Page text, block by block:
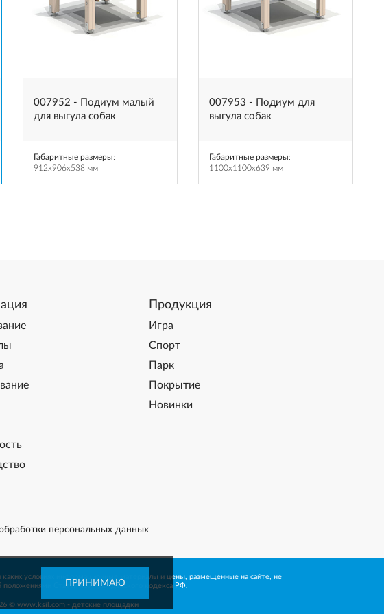
007952 - Подиум малый
для выгула собак
Габаритные размеры:
912x906x538 мм
007953 - Подиум для
выгула собак
Габаритные размеры:
1100x1100x639 мм
Продукция
Игра
Спорт
Парк
Покрытие
Новинки
персональных данных
условиях информационные материалы и цены, размещенные на сайте, не
Статьи 437 Гражданского кодекса РФ.
© www.ksil.com - детские площадки
ПРИНИМАЮ